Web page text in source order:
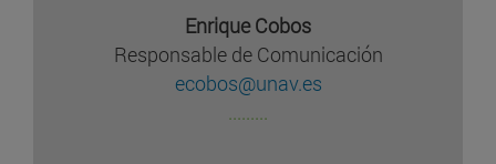
Enrique Cobos
Responsable de Comunicación
ecobos@unav.es
.........